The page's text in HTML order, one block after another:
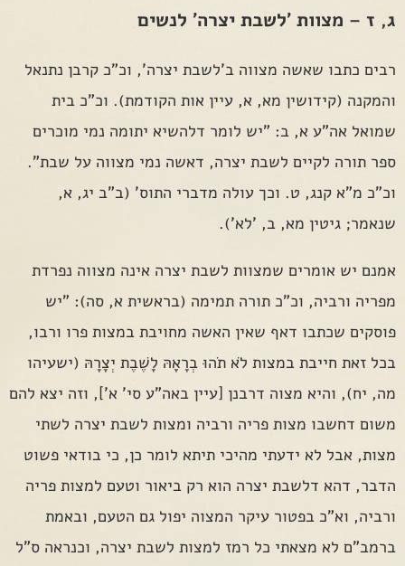
ג, ז – מצוות 'לשבת יצרה' לנשים
רבים כתבו שאשה מצווה ב'לשבת יצרה', וכ"כ קרבן נתנאל
והמקנה (קידושין מא, א, עיין אות הקודמת). וכ"כ בית
שמואל אה"ע א, ב: "יש לומר דלהשיא יתומה נמי מוכרים
ספר תורה לקיים לשבת יצרה, דאשה נמי מצווה על שבת".
וכ"כ מ"א קנג, ט. וכך עולה מדברי התוס' (ב"ב יג, א,
שנאמר; גיטין מא, ב, 'לא').
אמנם יש אומרים שמצוות לשבת יצרה אינה מצווה נפרדת
מפריה ורביה, וכ"כ תורה תמימה (בראשית א, סה): "יש
פוסקים שכתבו דאף שאין האשה מחויבת במצות פרו ורבו,
בכל זאת חייבת במצות לֹא תֹהוּ בְרָאָהּ לָשֶׁבֶת יְצָרָהּ (ישעיהו
מה, יח), והיא מצוה דרבנן [עיין באה"ע סי' א'], וזה יצא להם
משום דחשבו מצות פריה ורביה ומצות לשבת יצרה לשתי
מצות, אבל לא ידעתי מהיכי תיתא לומר כן, כי בודאי פשוט
הדבר, דהא דלשבת יצרה הוא רק ביאור וטעם למצות פריה
ורביה, וא"כ בפטור עיקר המצוה יפול גם הטעם, ובאמת
ברמב"ם לא מצאתי כל רמז למצות לשבת יצרה, וכנראה ס"ל